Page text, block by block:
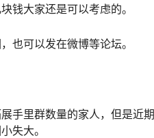
钱大家还是可以考虑的。
也可以发在微博等论坛。
手里群数量的家人，但是近
失大。